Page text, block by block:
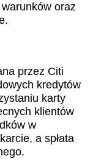
oraz
przez Citi
kredytów
karty
klientów
w
a spłata